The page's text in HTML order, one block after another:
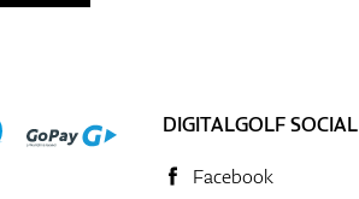
DIGITALGOLF SOCIAL
Facebook